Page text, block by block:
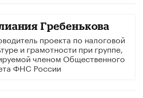
Гребенькова
проекта по налоговой
и грамотности при группе,
членом Общественного
ФНС России